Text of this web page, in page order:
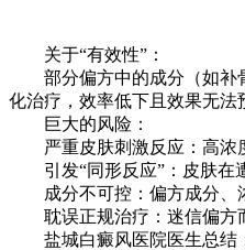
关于“有效性”：
部分偏方中的成分（如补骨
化治疗，效率低下且效果无法
巨大的风险：
严重皮肤刺激反应：高浓度
引发“同形反应”：皮肤在遭
成分不可控：偏方成分、浓
耽误正规治疗：迷信偏方而
盐城白癜风医院医生总结